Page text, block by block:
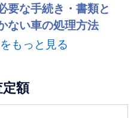
要な手続き・書類と
ない車の処理方法
もっと見る
定額